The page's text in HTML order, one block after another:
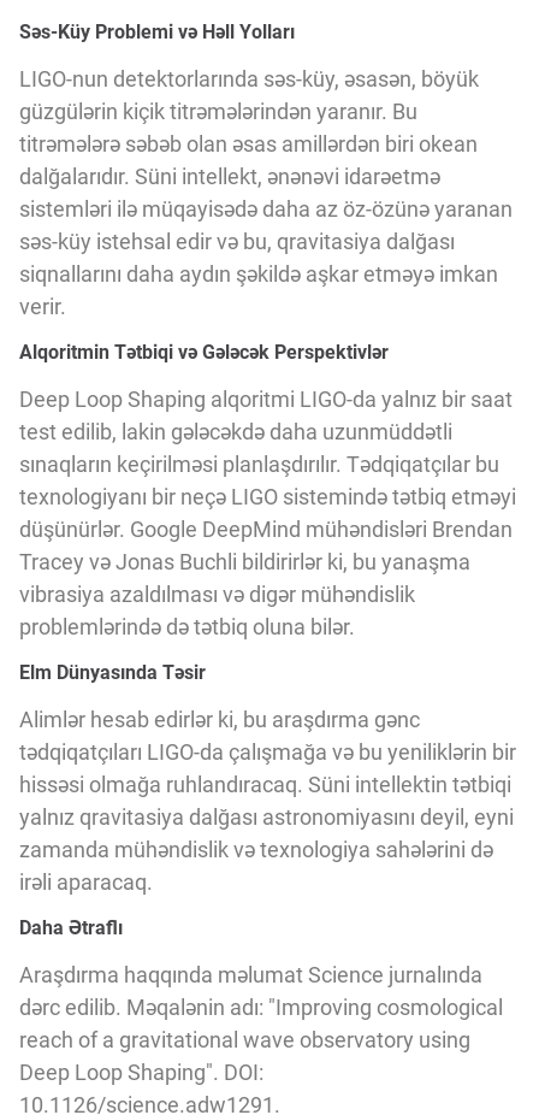
Səs-Küy Problemi və Həll Yolları
LIGO-nun detektorlarında səs-küy, əsasən, böyük
güzgülərin kiçik titrəmələrindən yaranır. Bu
titrəmələrə səbəb olan əsas amillərdən biri okean
dalğalarıdır. Süni intellekt, ənənəvi idarəetmə
sistemləri ilə müqayisədə daha az öz-özünə yaranan
səs-küy istehsal edir və bu, qravitasiya dalğası
siqnallarını daha aydın şəkildə aşkar etməyə imkan
verir.
Alqoritmin Tətbiqi və Gələcək Perspektivlər
Deep Loop Shaping alqoritmi LIGO-da yalnız bir saat
test edilib, lakin gələcəkdə daha uzunmüddətli
sınaqların keçirilməsi planlaşdırılır. Tədqiqatçılar bu
texnologiyanı bir neçə LIGO sistemində tətbiq etməyi
düşünürlər. Google DeepMind mühəndisləri Brendan
Tracey və Jonas Buchli bildirirlər ki, bu yanaşma
vibrasiya azaldılması və digər mühəndislik
problemlərində də tətbiq oluna bilər.
Elm Dünyasında Təsir
Alimlər hesab edirlər ki, bu araşdırma gənc
tədqiqatçıları LIGO-da çalışmağa və bu yeniliklərin bir
hissəsi olmağa ruhlandıracaq. Süni intellektin tətbiqi
yalnız qravitasiya dalğası astronomiyasını deyil, eyni
zamanda mühəndislik və texnologiya sahələrini də
irəli aparacaq.
Daha Ətraflı
Araşdırma haqqında məlumat Science jurnalında
dərc edilib. Məqalənin adı: "Improving cosmological
reach of a gravitational wave observatory using
Deep Loop Shaping". DOI:
10.1126/science.adw1291.